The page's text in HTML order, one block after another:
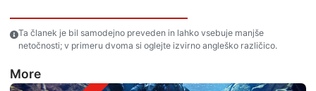
Ta članek je bil samodejno preveden in lahko vsebuje manjše
netočnosti; v primeru dvoma si oglejte izvirno angleško različico.
More